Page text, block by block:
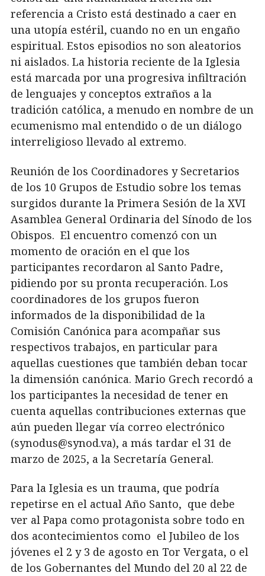
referencia a Cristo está destinado a caer en
una utopía estéril, cuando no en un engaño
espiritual. Estos episodios no son aleatorios
ni aislados. La historia reciente de la Iglesia
está marcada por una progresiva infiltración
de lenguajes y conceptos extraños a la
tradición católica, a menudo en nombre de un
ecumenismo mal entendido o de un diálogo
interreligioso llevado al extremo.
Reunión de los Coordinadores y Secretarios
de los 10 Grupos de Estudio sobre los temas
surgidos durante la Primera Sesión de la XVI
Asamblea General Ordinaria del Sínodo de los
Obispos. El encuentro comenzó con un
momento de oración en el que los
participantes recordaron al Santo Padre,
pidiendo por su pronta recuperación. Los
coordinadores de los grupos fueron
informados de la disponibilidad de la
Comisión Canónica para acompañar sus
respectivos trabajos, en particular para
aquellas cuestiones que también deban tocar
la dimensión canónica. Mario Grech recordó a
los participantes la necesidad de tener en
cuenta aquellas contribuciones externas que
aún pueden llegar vía correo electrónico
(synodus@synod.va), a más tardar el 31 de
marzo de 2025, a la Secretaría General.
Para la Iglesia es un trauma, que podría
repetirse en el actual Año Santo, que debe
ver al Papa como protagonista sobre todo en
dos acontecimientos como el Jubileo de los
jóvenes el 2 y 3 de agosto en Tor Vergata, o el
de los Gobernantes del Mundo del 20 al 22 de